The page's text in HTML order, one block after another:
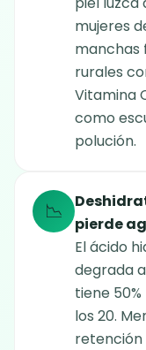
mujeres
manchas
rurales
Vitamina
como
polución.
📉
pierde
El ácido
degrada
tiene
los 20.
retención